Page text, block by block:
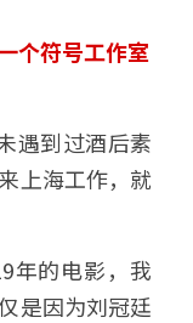
个符号工作室
遇到过酒后素
上海工作，就
年的电影，我
是因为刘冠廷